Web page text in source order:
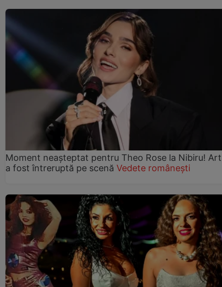
Moment neașteptat pentru Theo Rose la Nibiru!
a fost întreruptă pe scenă Vedete românești